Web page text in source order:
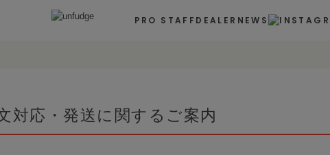
PRO STAFF DEALER NEWS
対応・発送に関するご案内